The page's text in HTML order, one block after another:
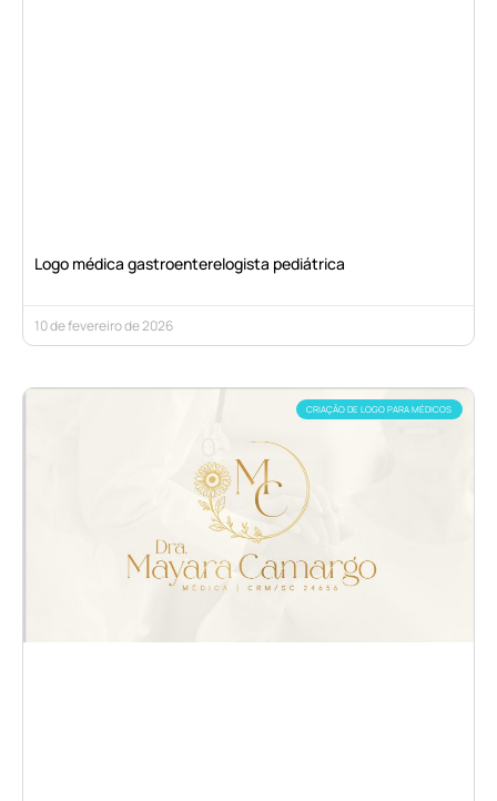
Logo médica gastroenterelogista pediátrica
10 de fevereiro de 2026
CRIAÇÃO DE LOGO PARA MÉDICOS